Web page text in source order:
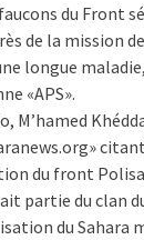
faucons du
de la mission
longue
«APS».
M’hamed
du front
partie du clan
du Sahara